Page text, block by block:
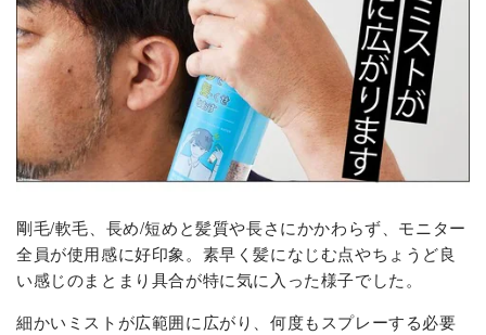
剛毛/軟毛、長め/短めと髪質や長さにかかわらず、モニター
全員が使用感に好印象。素早く髪になじむ点やちょうど良
い感じのまとまり具合が特に気に入った様子でした。
細かいミストが広範囲に広がり、何度もスプレーする必要